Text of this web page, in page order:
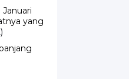
yang